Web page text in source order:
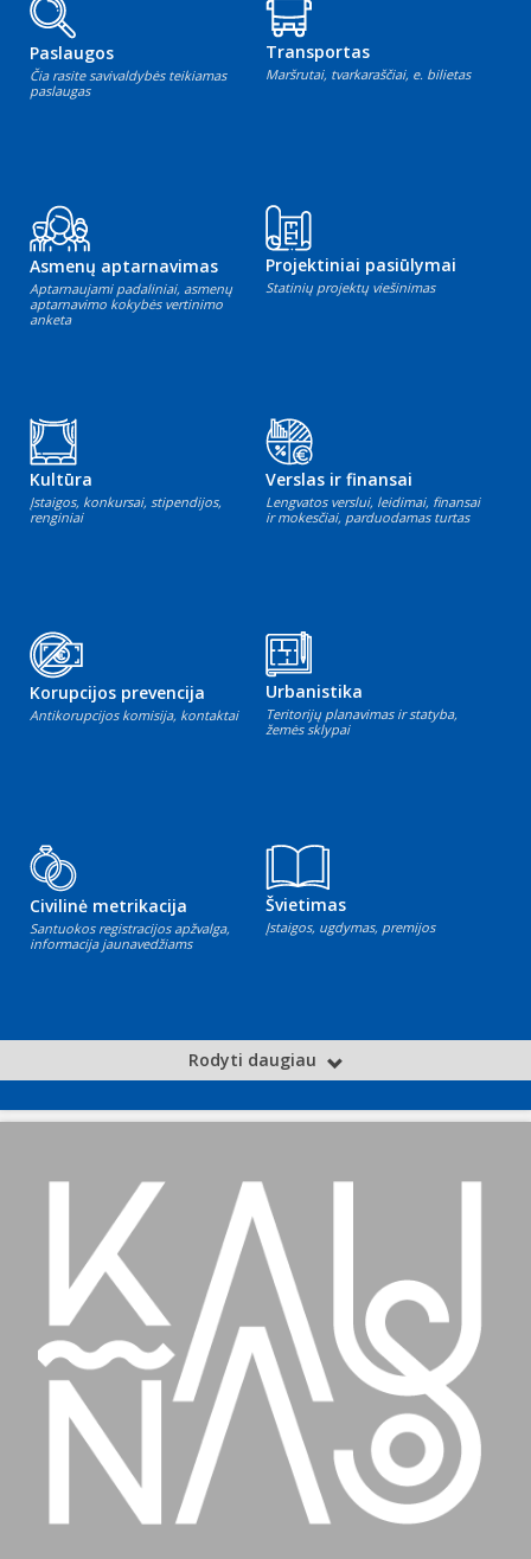
Paslaugos
Čia rasite savivaldybės teikiamas
paslaugas
Transportas
Maršrutai, tvarkaraščiai, e. bilietas
Asmenų aptarnavimas
Aptarnaujami padaliniai, asmenų
aptarnavimo kokybės vertinimo
anketa
Projektiniai pasiūlymai
Statinių projektų viešinimas
Kultūra
Įstaigos, konkursai, stipendijos,
renginiai
Verslas ir finansai
Lengvatos verslui, leidimai, finansai
ir mokesčiai, parduodamas turtas
Korupcijos prevencija
Antikorupcijos komisija, kontaktai
Urbanistika
Teritorijų planavimas ir statyba,
žemės sklypai
Civilinė metrikacija
Santuokos registracijos apžvalga,
informacija jaunavedžiams
Švietimas
Įstaigos, ugdymas, premijos
Rodyti daugiau